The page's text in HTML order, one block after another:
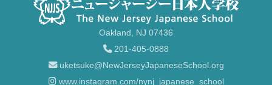
Oakland, NJ 07436
201-405-0888
uketsuke@NewJerseyJapaneseSchool.org
www.instagram.com/nynj_japanese_school